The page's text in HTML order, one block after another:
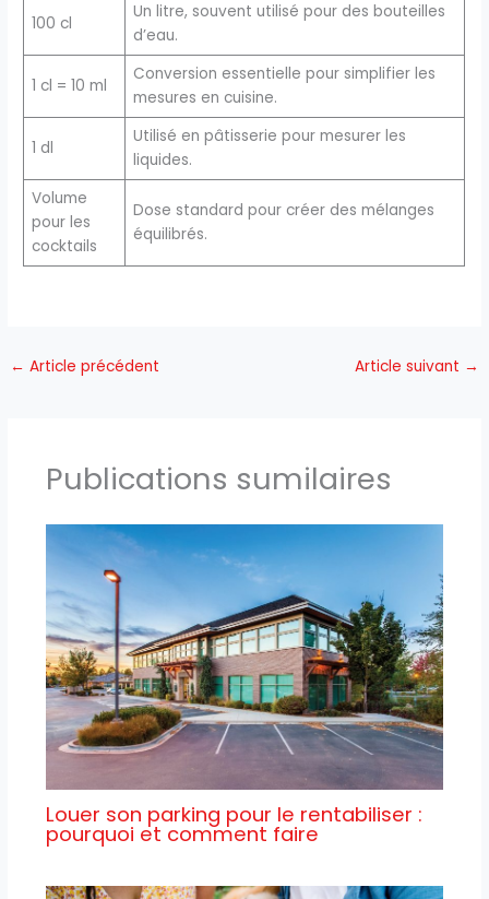
100 cl
Un litre, souvent utilisé pour des bouteilles
d’eau.
1 cl = 10 ml
Conversion essentielle pour simplifier les
mesures en cuisine.
1 dl
Utilisé en pâtisserie pour mesurer les
liquides.
Volume
pour les
cocktails
Dose standard pour créer des mélanges
équilibrés.
← Article précédent Article suivant →
Publications sumilaires
Louer son parking pour le rentabiliser :
pourquoi et comment faire